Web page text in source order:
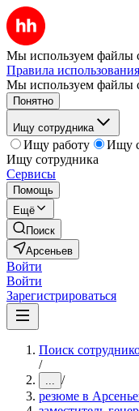
Мы используем файлы
Правила
Мы используем файлы
Понятно
Ищу сотрудника
Ищу работу
Ищу
Ищу сотрудника
Сервисы
Помощь
Ещё
Поиск
Арсеньев
Войти
Войти
Зарегистрироваться
Поиск
/
... /
резюме в